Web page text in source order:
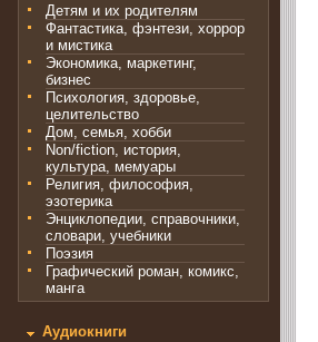
Детям и их родителям
Фантастика, фэнтези, хоррор
и мистика
Экономика, маркетинг,
бизнес
Психология, здоровье,
целительство
Дом, семья, хобби
Non/fiction, история,
культура, мемуары
Религия, философия,
эзотерика
Энциклопедии, справочники,
словари, учебники
Поэзия
Графический роман, комикс,
манга
Аудиокниги